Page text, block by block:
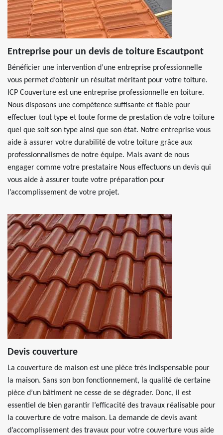
Entreprise pour un devis de toiture Escautpont
Bénéficier une intervention d’une entreprise professionnelle
vous permet d’obtenir un résultat méritant pour votre toiture.
ICP Couverture est une entreprise professionnelle en toiture.
Nous disposons une compétence suffisante et fiable pour
effectuer tout type et toute forme de prestation de votre toiture
quel que soit son type ainsi que son état. Notre entreprise vous
aide à assurer votre durabilité de votre toiture grâce aux
professionnalismes de notre équipe. Mais avant de nous
engager comme votre prestataire Nous effectuons un devis qui
vous aide à assurer toute votre préparation pour
l’accomplissement de votre projet.
Devis couverture
La couverture de maison est une pièce très indispensable pour
la maison. Sans son bon fonctionnement, la qualité de certaine
pièce d’un bâtiment ne cesse de se dégrader. Donc, il est
essentiel de bien garantir l’efficacité des travaux réalisable pour
la couverture de votre maison. La demande de devis avant
d’accomplissement des travaux pour votre couverture vous aide